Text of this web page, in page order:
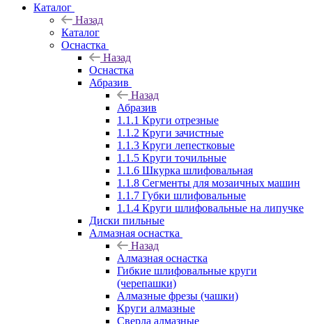
Каталог
Назад
Каталог
Оснастка
Назад
Оснастка
Абразив
Назад
Абразив
1.1.1 Круги отрезные
1.1.2 Круги зачистные
1.1.3 Круги лепестковые
1.1.5 Круги точильные
1.1.6 Шкурка шлифовальная
1.1.8 Сегменты для мозаичных машин
1.1.7 Губки шлифовальные
1.1.4 Круги шлифовальные на липучке
Диски пильные
Алмазная оснастка
Назад
Алмазная оснастка
Гибкие шлифовальные круги
(черепашки)
Алмазные фрезы (чашки)
Круги алмазные
Сверла алмазные